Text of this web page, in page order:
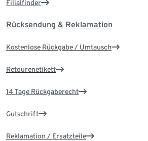
Filialfinder
Rücksendung & Reklamation
Kostenlose Rückgabe / Umtausch
Retourenetikett
14 Tage Rückgaberecht
Gutschrift
Reklamation / Ersatzteile